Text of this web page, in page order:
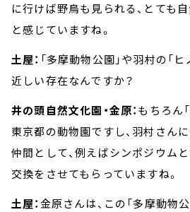
に行けば野鳥も見られる、とても
と感じていますね。
土屋： 「多摩動物公園」や羽村の「
近しい存在なんですか？
井の頭自然文化園・金原：もちろん
東京都の動物園ですし、羽村さん
仲間として、例えばシンポジウム
交換をさせてもらっていますね。
土屋：金原さんは、この「多摩動物